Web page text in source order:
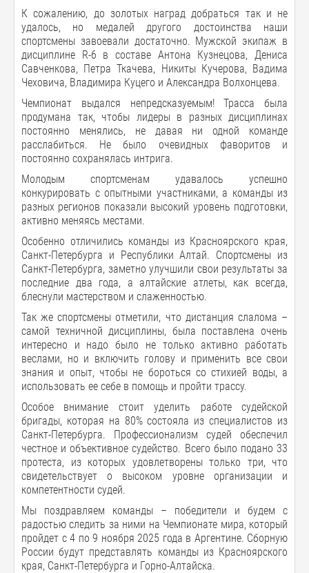
К сожалению, до золотых наград добраться так и не
удалось, но медалей другого достоинства наши
спортсмены завоевали достаточно. Мужской экипаж в
дисциплине R-6 в составе Антона Кузнецова, Дениса
Савченкова, Петра Ткачева, Никиты Кучерова, Вадима
Чеховича, Владимира Куцего и Александра Волхонцева.
Чемпионат выдался непредсказуемым! Трасса была
продумана так, чтобы лидеры в разных дисциплинах
постоянно менялись, не давая ни одной команде
расслабиться. Не было очевидных фаворитов и
постоянно сохранялась интрига.
Молодым спортсменам удавалось успешно
конкурировать с опытными участниками, а команды из
разных регионов показали высокий уровень подготовки,
активно меняясь местами.
Особенно отличились команды из Красноярского края,
Санкт-Петербурга и Республики Алтай. Спортсмены из
Санкт-Петербурга, заметно улучшили свои результаты за
последние два года, а алтайские атлеты, как всегда,
блеснули мастерством и слаженностью.
Так же спортсмены отметили, что дистанция слалома –
самой техничной дисциплины, была поставлена очень
интересно и надо было не только активно работать
веслами, но и включить голову и применить все свои
знания и опыт, чтобы не бороться со стихией воды, а
использовать ее себе в помощь и пройти трассу.
Особое внимание стоит уделить работе судейской
бригады, которая на 80% состояла из специалистов из
Санкт-Петербурга. Профессионализм судей обеспечил
честное и объективное судейство. Всего было подано 33
протеста, из которых удовлетворены только три, что
свидетельствует о высоком уровне организации и
компетентности судей.
Мы поздравляем команды – победители и будем с
радостью следить за ними на Чемпионате мира, который
пройдет с 4 по 9 ноября 2025 года в Аргентине. Сборную
России будут представлять команды из Красноярского
края, Санкт-Петербурга и Горно-Алтайска.